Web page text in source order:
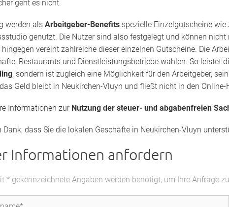
geht es nicht.
werden als Arbeitgeber-Benefits spezielle Einzelgutscheine
genutzt. Die Nutzer sind also festgelegt und können
vereint zahlreiche dieser einzelnen Gutscheine. Die
Restaurants und Dienstleistungsbetriebe wählen. So leistet
, sondern ist zugleich eine Möglichkeit für den Arbeitgeber,
Geld bleibt in Neukirchen-Vluyn und fließt nicht in den Online-
Informationen zur Nutzung der steuer- und abgabenfreien
Dank, dass Sie die lokalen Geschäfte in Neukirchen-Vluyn
Informationen anfordern
* gekennzeichnete Angaben werden benötigt, um Ihre Anfrage